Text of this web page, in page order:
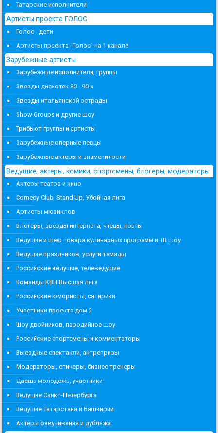
Татарские исполнители
Артисты проекта ГОЛОС
Голос - дети
Артисты проекта "Голос" на 1 канале
Зарубежные артисты
Зарубежные исполнители, группы
Звезды дискотек 80 - 90-х
Звезды итальянской эстрады
Show Groups и другие шоу
Трибьют группы и артисты
Зарубежные оперные певцы
Зарубежные актеры и знаменитости
Ведущие, актеры, комики, спортсмены, блогеры, модераторы
Актеры театра и кино
Comedy Club, Stand Up, Убойная лига
Артисты мюзиклов
Блогеры, звезды интернета, чтецы, поэты
Ведущие и шеф повара кулинарных программ и ТВ шоу
Ведущие праздников, услуги тамады
Российские ведущие, телеведущие
Команды КВН Высшая лига
Российские юмористы, сатирики
Участники проекта дом 2
Шоу двойников, пародийное шоу
Российские спортсмены и комментаторы
Выездные спектакли, антрепризы
Модераторы, спикеры, бизнес тренеры
Даешь молодежь, участники
Ведущие Санкт-Петербурга
Ведущие Татарстана и Башкирии
Актеры озвучивания и дубляжа